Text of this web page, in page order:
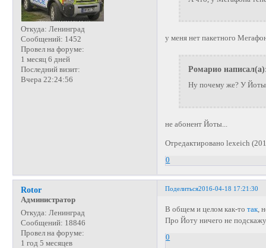
Откуда: Ленинград
Сообщений: 1452
Провел на форуме:
1 месяц 6 дней
Последний визит:
Вчера 22:24:56
у меня нет пакетного
Ромарио
Ну почему же? У Йоты
не абонент Йоты...
Отредактировано lexeich
0
Поделиться2016-04-18 17:21:30
Rotor
Администратор
Откуда: Ленинград
Сообщений: 18846
Провел на форуме:
1 год 5 месяцев
В общем и целом как-тотак ,
Про Йоту ничего не
0